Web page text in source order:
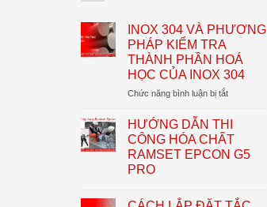
INOX 304 VÀ PHƯƠNG
PHÁP KIỂM TRA
THÀNH PHẦN HOÁ
HỌC CỦA INOX 304
Chức năng bình luận bị tắtở
304
VÀ
PHƯƠNG
PHÁP
THÀNH
HƯỚNG DẪN THI
CÔNG HÓA CHẤT
RAMSET EPCON G5
PRO